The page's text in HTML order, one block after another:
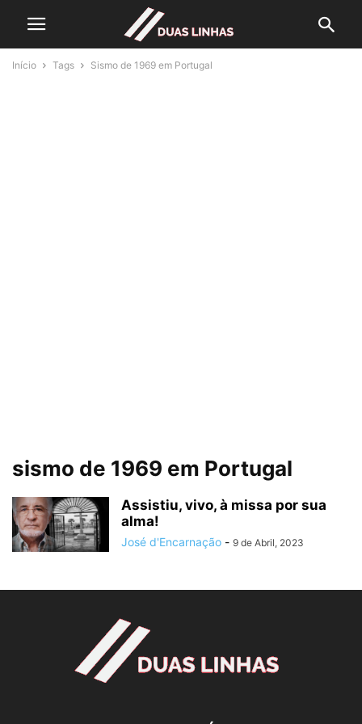
Início Tags Sismo de 1969 em Portugal
sismo de 1969 em Portugal
Assistiu, vivo, à missa por sua
alma!
José d'Encarnação - 9 de Abril, 2023